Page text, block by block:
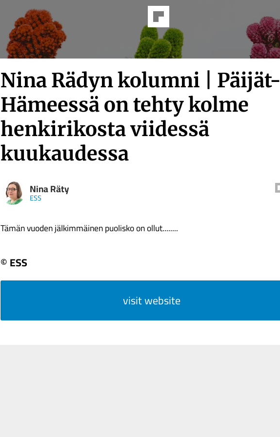
Nina Rädyn kolumni | Päijät-
Hämeessä on tehty kolme
henkirikosta viidessä
kuukaudessa
Nina Räty
ESS
Tämän vuoden jälkimmäinen puolisko on ollut........
© ESS
visit website